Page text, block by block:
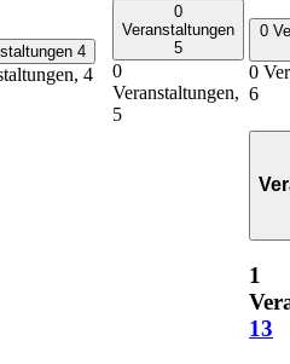
4
4
0
Veranstaltungen
5
0
Veranstaltungen,
5
0
0
6
1
13